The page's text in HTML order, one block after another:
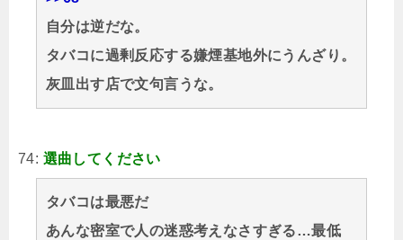
自分は逆だな。
タバコに過剰反応する嫌煙基地外にうんざり。
灰皿出す店で文句言うな。
74: 選曲してください
タバコは最悪だ
あんな密室で人の迷惑考えなさすぎる…最低